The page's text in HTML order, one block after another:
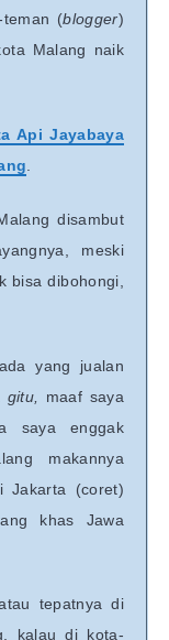
teman (blogger)
Malang naik
Api Jayabaya
disambut
meski
bisa dibohongi,
yang jualan
gitu, maaf saya
saya enggak
makannya
Jakarta (coret)
khas Jawa
tepatnya di
kalau di kota-